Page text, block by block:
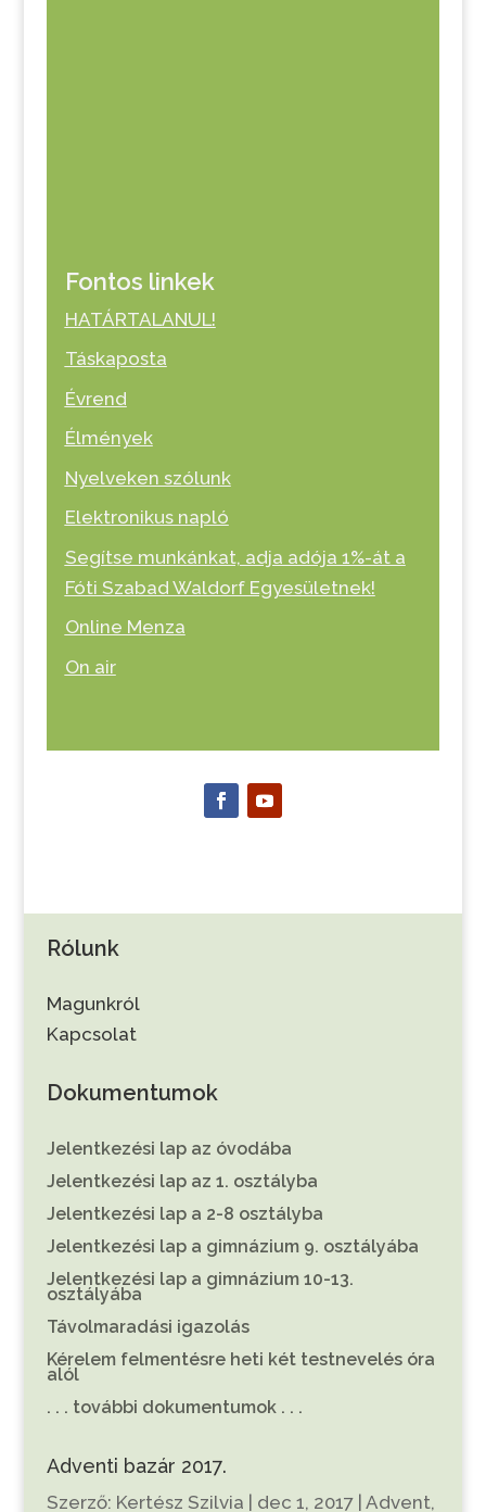
Fontos linkek
HATÁRTALANUL!
Táskaposta
Évrend
Élmények
Nyelveken szólunk
Elektronikus napló
Segítse munkánkat, adja adója 1%-át a
Fóti Szabad Waldorf Egyesületnek!
Online Menza
On air
Rólunk
Magunkról
Kapcsolat
Dokumentumok
Jelentkezési lap az óvodába
Jelentkezési lap az 1. osztályba
Jelentkezési lap a 2-8 osztályba
Jelentkezési lap a gimnázium 9. osztályába
Jelentkezési lap a gimnázium 10-13.
osztályába
Távolmaradási igazolás
Kérelem felmentésre heti két testnevelés óra
alól
. . . további dokumentumok . . .
Adventi bazár 2017.
Szerző: Kertész Szilvia | dec 1, 2017| Advent,